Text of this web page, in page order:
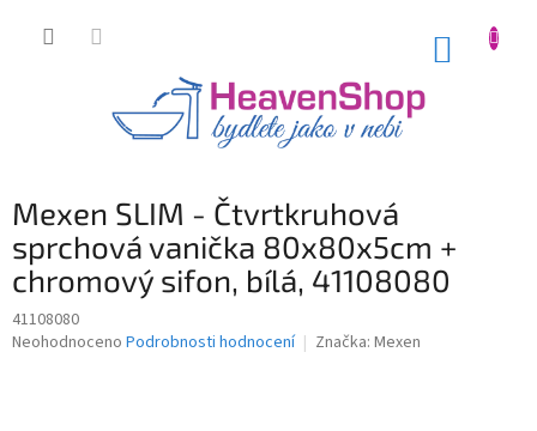
Mexen SLIM - Čtvrtkruhová
sprchová vanička 80x80x5cm +
chromový sifon, bílá, 41108080
41108080
Průměrné
Neohodnoceno Podrobnosti hodnocení Značka: Mexen